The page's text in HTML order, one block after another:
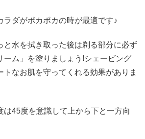
ラダがポカポカの時が最適です♪
と水を拭き取った後は剃る部分に必ず
ーム」を塗りましょう!シェービング
トなお肌を守ってくれる効果がありま
は45度を意識して上から下と一方向